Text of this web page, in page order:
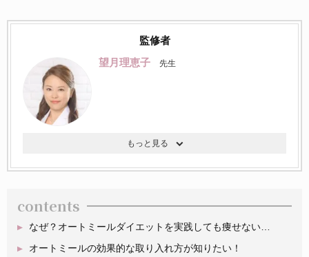
監修者
望月理恵子
先生
contents
なぜ？オートミールダイエットを実践しても痩せない…
オートミールの効果的な取り入れ方が知りたい！